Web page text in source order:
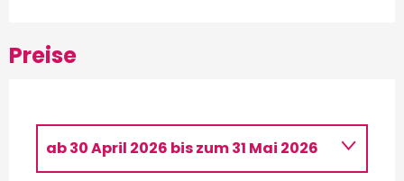
Preise
ab30 April 2026 bis zum31 Mai 2026